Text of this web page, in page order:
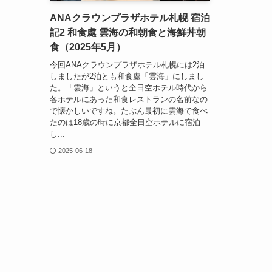
ANAクラウンプラザホテル札幌 宿泊
記2 和食處 雲海の和朝食と海鮮丼朝
食（2025年5月）
今回ANAクラウンプラザホテル札幌には2泊
しましたが2泊とも和食處「雲海」にしまし
た。「雲海」というと全日空ホテル時代から
各ホテルにあった和食レストランの名前なの
で懐かしいですね。たぶん最初に雲海で食べ
たのは18歳の時に京都全日空ホテルに宿泊
し...
2025-06-18